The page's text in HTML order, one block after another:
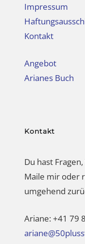
Impressum
Kontakt
Angebot
Arianes Buch
Kontakt
Du hast
Maile mir oder
umgehend
Ariane: +41 79